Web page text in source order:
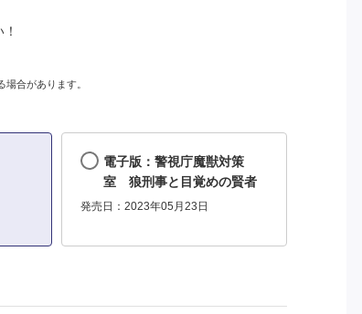
合があります。
電子版：警視庁魔獣対策
室 狼刑事と目覚めの賢者
発売日：2023年05月23日